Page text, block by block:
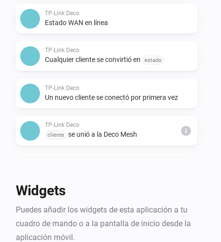
TP-Link Deco
Estado WAN en línea
TP-Link Deco
Cualquier cliente se convirtió en estado
TP-Link Deco
Un nuevo cliente se conectó por primera vez
TP-Link Deco
cliente se unió a la Deco Mesh i
TP-Link Deco
cliente cambió de nodo Deco
TP-Link Deco
Widgets
Puedes añadir los widgets de esta aplicación a tu
cuadro de mando o a la pantalla de inicio desde la
aplicación móvil.